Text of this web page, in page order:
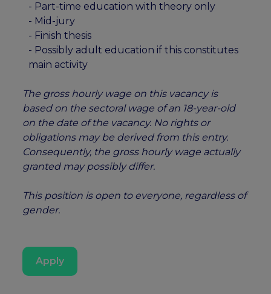
- Part-time education with theory only
- Mid-jury
- Finish thesis
- Possibly adult education if this constitutes
main activity
The gross hourly wage on this vacancy is
based on the sectoral wage of an 18-year-old
on the date of the vacancy. No rights or
obligations may be derived from this entry.
Consequently, the gross hourly wage actually
granted may possibly differ.
This position is open to everyone, regardless of
gender.
Apply